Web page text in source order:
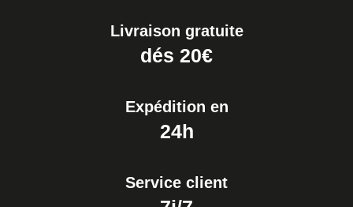
Livraison gratuite
dés 20€
Expédition en
24h
Service client